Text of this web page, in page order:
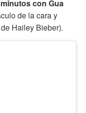
con Gua
de la cara y
Hailey Bieber).